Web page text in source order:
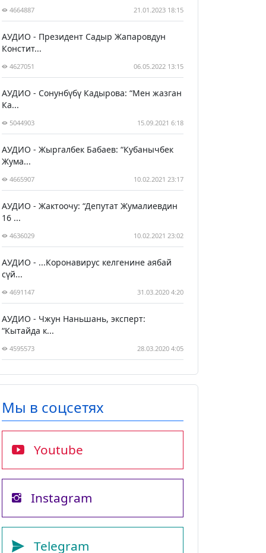
4664887 21.01.2023 18:15
АУДИО - Президент Садыр Жапаровдун
Констит...
4627051 06.05.2022 13:15
АУДИО - Сонунбүбү Кадырова: “Мен жазган
Ка...
5044903 15.09.2021 6:18
АУДИО - Жыргалбек Бабаев: “Кубанычбек
Жума...
4665907 10.02.2021 23:17
АУДИО - Жактоочу: “Депутат Жумалиевдин
16 ...
4636029 10.02.2021 23:02
АУДИО - ...Коронавирус келгенине аябай
сүй...
4691147 31.03.2020 4:20
АУДИО - Чжун Наньшань, эксперт:
“Кытайда к...
4595573 28.03.2020 4:05
Мы в соцсетях
Youtube
Instagram
Telegram